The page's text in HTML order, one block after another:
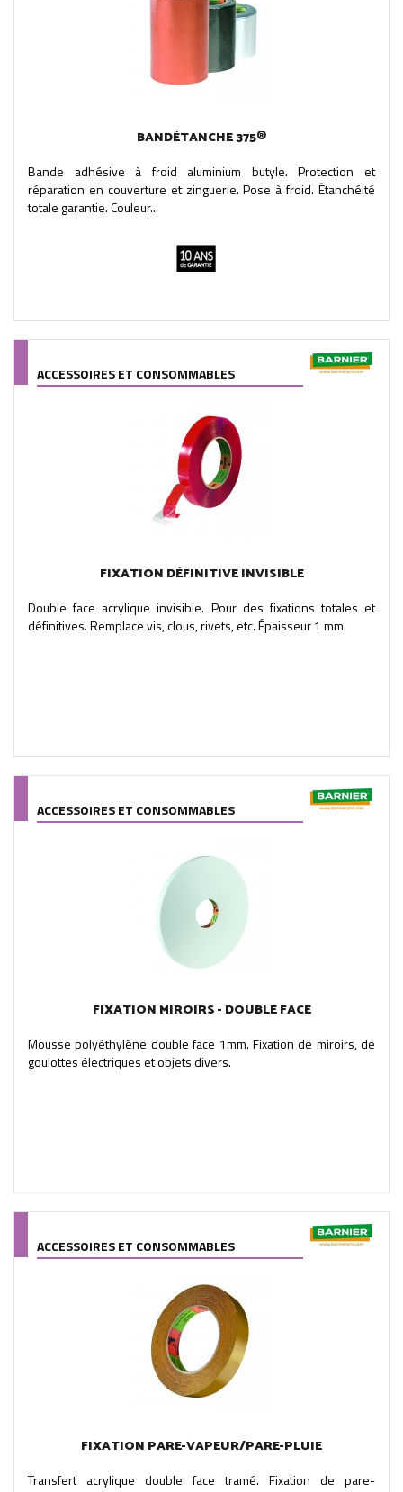
BANDÉTANCHE 375®
Bande adhésive à froid aluminium butyle. Protection et
réparation en couverture et zinguerie. Pose à froid. Étanchéité
totale garantie. Couleur...
ACCESSOIRES ET CONSOMMABLES
FIXATION DÉFINITIVE INVISIBLE
Double face acrylique invisible. Pour des fixations totales et
définitives. Remplace vis, clous, rivets, etc. Épaisseur 1 mm.
ACCESSOIRES ET CONSOMMABLES
FIXATION MIROIRS - DOUBLE FACE
Mousse polyéthylène double face 1mm. Fixation de miroirs, de
goulottes électriques et objets divers.
ACCESSOIRES ET CONSOMMABLES
FIXATION PARE-VAPEUR/PARE-PLUIE
Transfert acrylique double face tramé. Fixation de pare-